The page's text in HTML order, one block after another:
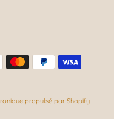
propulsé par Shopify